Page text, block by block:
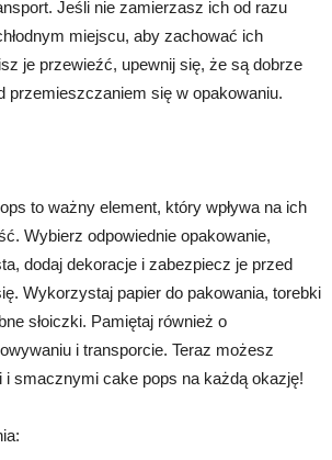
Jeśli nie zamierzasz ich od razu
miejscu, aby zachować ich
je przewieźć, upewnij się, że są dobrze
przemieszczaniem się w opakowaniu.
to ważny element, który wpływa na ich
Wybierz odpowiednie opakowanie,
dodaj dekoracje i zabezpiecz je przed
Wykorzystaj papier do pakowania, torebki
słoiczki. Pamiętaj również o
i transporcie. Teraz możesz
smacznymi cake pops na każdą okazję!